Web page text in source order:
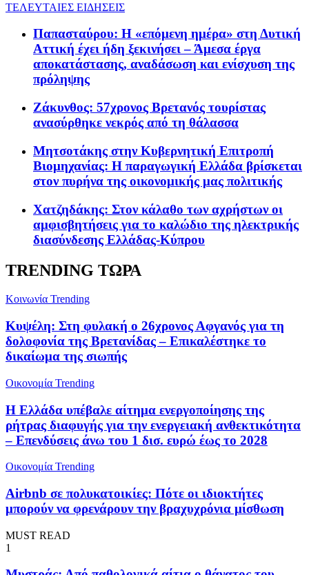
ΤΕΛΕΥΤΑΙΕΣ ΕΙΔΗΣΕΙΣ
Παπασταύρου: Η «επόμενη ημέρα» στη Δυτική
Αττική έχει ήδη ξεκινήσει – Άμεσα έργα
αποκατάστασης, αναδάσωση και ενίσχυση της
πρόληψης
Ζάκυνθος: 57χρονος Βρετανός τουρίστας
ανασύρθηκε νεκρός από τη θάλασσα
Μητσοτάκης στην Κυβερνητική Επιτροπή
Βιομηχανίας: Η παραγωγική Ελλάδα βρίσκεται
στον πυρήνα της οικονομικής μας πολιτικής
Χατζηδάκης: Στον κάλαθο των αχρήστων οι
αμφισβητήσεις για το καλώδιο της ηλεκτρικής
διασύνδεσης Ελλάδας-Κύπρου
TRENDING ΤΩΡΑ
Κοινωνία Trending
Κυψέλη: Στη φυλακή ο 26χρονος Αφγανός για τη
δολοφονία της Βρετανίδας – Επικαλέστηκε το
δικαίωμα της σιωπής
Oικονομία Trending
Η Ελλάδα υπέβαλε αίτημα ενεργοποίησης της
ρήτρας διαφυγής για την ενεργειακή ανθεκτικότητα
– Επενδύσεις άνω του 1 δισ. ευρώ έως το 2028
Oικονομία Trending
Airbnb σε πολυκατοικίες: Πότε οι ιδιοκτήτες
μπορούν να φρενάρουν την βραχυχρόνια μίσθωση
MUST READ
1